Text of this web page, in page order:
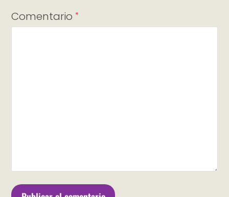
Comentario *